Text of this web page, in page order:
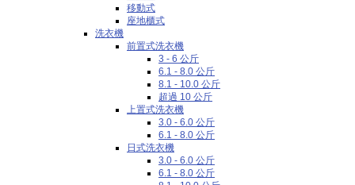
移動式
座地櫃式
洗衣機
前置式洗衣機
3 - 6 公斤
6.1 - 8.0 公斤
8.1 - 10.0 公斤
超過 10 公斤
上置式洗衣機
3.0 - 6.0 公斤
6.1 - 8.0 公斤
日式洗衣機
3.0 - 6.0 公斤
6.1 - 8.0 公斤